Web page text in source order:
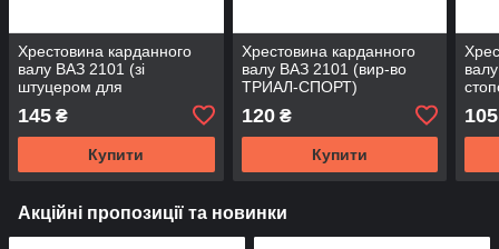
Хрестовина карданного
валу ВАЗ 2101 (зі
штуцером для
FINWHALE)
145 ₴
Купити
Хрестовина карданного
валу ВАЗ 2101 (вир-во
ТРИАЛ-СПОРТ)
120₴
Купити
105
Акційні пропозиції та новинки